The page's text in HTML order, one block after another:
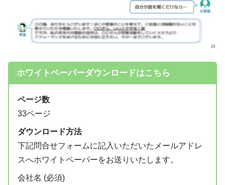
ホワイトペーパーダウンロードはこちら
ページ数
33ページ
ダウンロード方法
下記問合せフォームに記入いただいたメールアドレ
スへホワイトペーパーをお送りいたします。
会社名 (必須)